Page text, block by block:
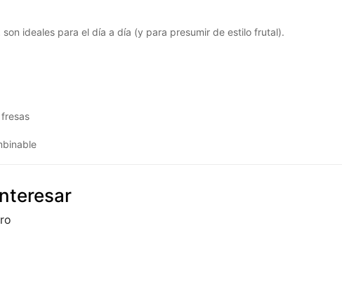
ideales para el día a día (y para presumir de estilo frutal).